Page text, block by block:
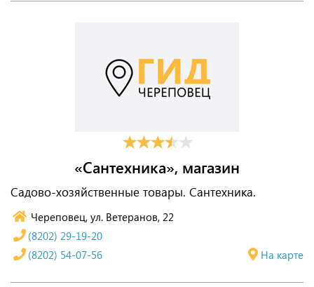
«Сантехника», магазин
Садово-хозяйственные товары. Сантехника.
Череповец, ул. Ветеранов, 22
На карте
(8202) 29-19-20
(8202) 54-07-56